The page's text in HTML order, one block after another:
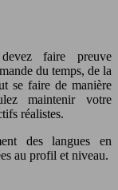
faire preuve
du temps, de la
se faire de manière
maintenir votre
réalistes.
des langues en
au profil et niveau.